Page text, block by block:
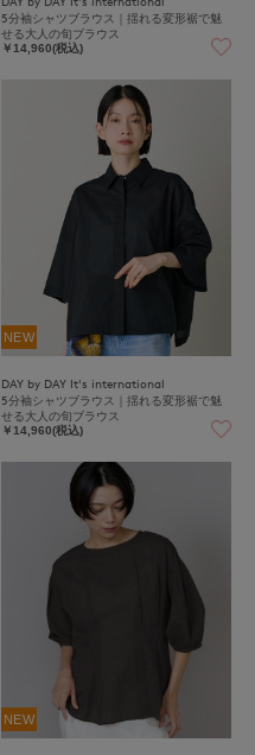
5分袖シャツブラウス｜揺れる変形裾で魅
せる大人の旬ブラウス
￥14,960(税込)
NEW
DAY by DAY It's international
5分袖シャツブラウス｜揺れる変形裾で魅
せる大人の旬ブラウス
￥14,960(税込)
NEW